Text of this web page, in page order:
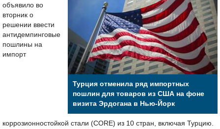
Турция отменила ряд импортных
пошлин для товаров из США на фоне
визита Эрдогана в Нью-Йорк
объявило во
вторник о
решении ввести
антидемпинговые
пошлины на
импорт
коррозионностойкой стали (CORE) из 10 стран, включая Турцию.